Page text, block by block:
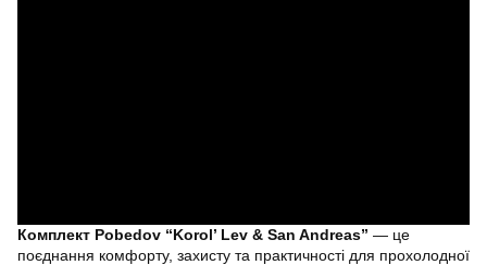
Комплект Pobedov “Korol’ Lev & San Andreas” — це
поєднання комфорту, захисту та практичності для прохолодної